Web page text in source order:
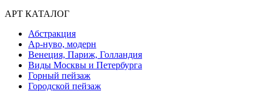
АРТ КАТАЛОГ
Абстракция
Ар-нуво, модерн
Венеция, Париж, Голландия
Виды Москвы и Петербурга
Горный пейзаж
Городской пейзаж